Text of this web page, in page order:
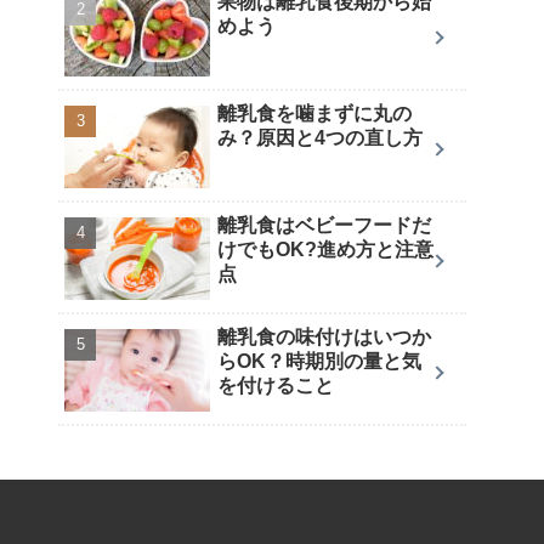
めよう
離乳食を噛まずに丸の
み？原因と4つの直し方
離乳食はベビーフードだ
けでもOK?進め方と注意
点
離乳食の味付けはいつか
らOK？時期別の量と気
を付けること